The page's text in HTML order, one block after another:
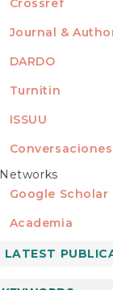
Crossref
Journal &
DARDO
Turnitin
ISSUU
REDES
Google Scholar
Academia
LATEST